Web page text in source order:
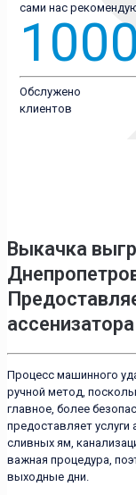
сами нас
1000
Обслужено
клиентов
Выкачка
ассенизатора
Процесс машинного
ручной метод,
главное, более
предоставляет услуги
сливных ям,
важная процедура,
выходные дни.